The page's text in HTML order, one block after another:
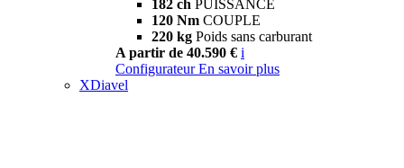
182 ch PUISSANCE
120 Nm COUPLE
220 kg Poids sans carburant
A partir de 40.590 € i
Configurateur En savoir plus
XDiavel